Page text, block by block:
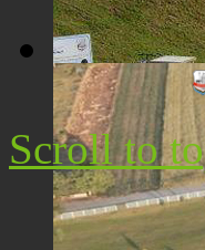
Плажа "Топољар" -
Scroll to